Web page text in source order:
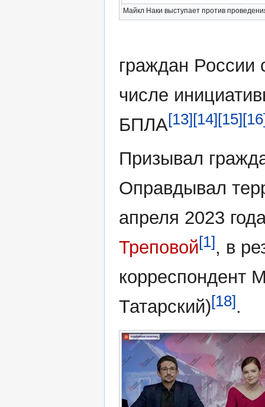
Майкл Наки выступает против
граждан России
числе
БПЛА[13][14][15]
Призывал
Оправдывал
апреля 2023
Треповой[1], в
корреспондент
Татарский)[18].